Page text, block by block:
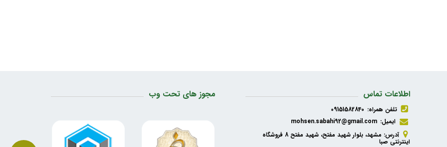
مجوز های تحت وب اطلاعات تماس
تلفن همراه: 09151582840
ایمیل: mohsen.sabahi92@gmail.com
آدرس: مشهد، بلوار شهید مفتح، شهید مفتح 8 فروشگاه
اینترنتی صبا